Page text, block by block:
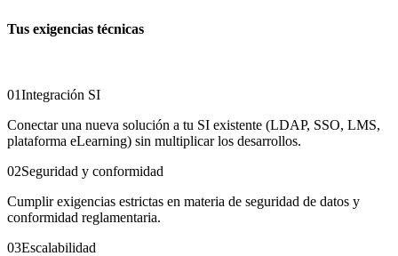
Tus exigencias técnicas
01Integración SI
Conectar una nueva solución a tu SI existente (LDAP, SSO, LMS,
plataforma eLearning) sin multiplicar los desarrollos.
02Seguridad y conformidad
Cumplir exigencias estrictas en materia de seguridad de datos y
conformidad reglamentaria.
03Escalabilidad